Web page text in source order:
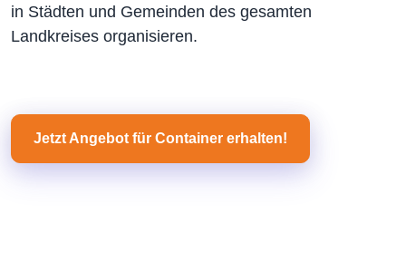
in Städten und Gemeinden des gesamten
Landkreises organisieren.
Jetzt Angebot für Container erhalten!